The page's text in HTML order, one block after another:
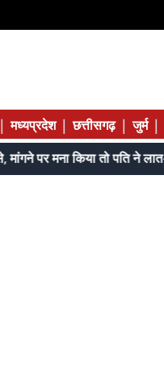
मध्यप्रदेश छत्तीसगढ़ जुर्म